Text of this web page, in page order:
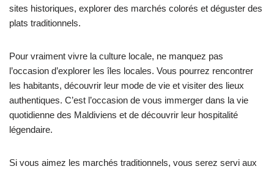
sites historiques, explorer des marchés colorés et déguster des
plats traditionnels.
Pour vraiment vivre la culture locale, ne manquez pas
l’occasion d’explorer les îles locales. Vous pourrez rencontrer
les habitants, découvrir leur mode de vie et visiter des lieux
authentiques. C’est l’occasion de vous immerger dans la vie
quotidienne des Maldiviens et de découvrir leur hospitalité
légendaire.
Si vous aimez les marchés traditionnels, vous serez servi aux